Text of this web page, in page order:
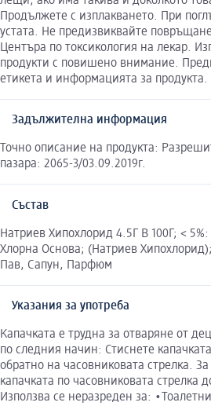
Продължете с изплакването. При
устата. Не предизвиквайте
Центъра по токсикология на лекар.
продукти с повишено внимание.
етикета и информацията за продукта.
Задължителна информация
Точно описание на продукта:
пазара: 2065-3/03.09.2019г.
Състав
Натриев Хипохлорид 4.5Г В 100Г; <
Хлорна Основа; (Натриев
Пав, Сапун, Парфюм
Указания за употреба
Капачката е трудна за отваряне от
по следния начин: Стиснете
обратно на часовниковата стрелка.
капачката по часовниковата стрелка
Използва се неразреден за: